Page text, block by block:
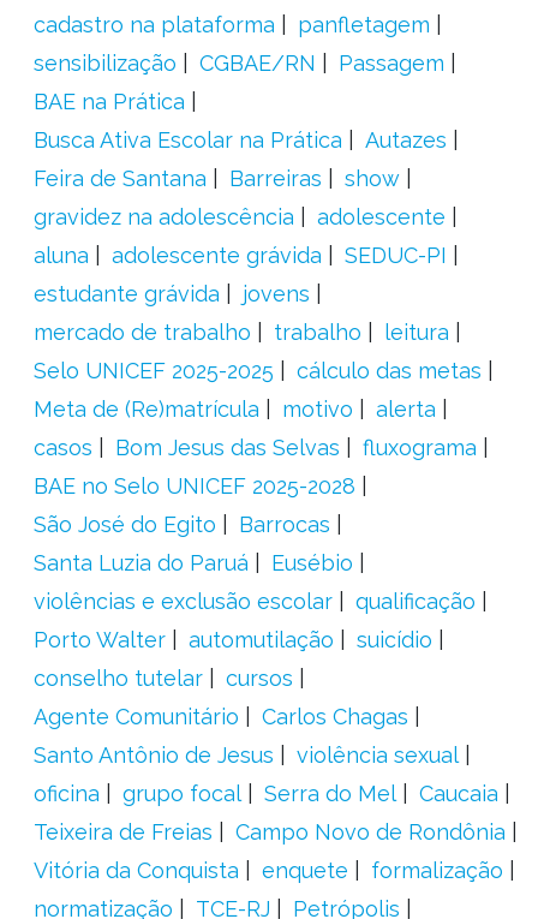
cadastro na plataforma
panfletagem
sensibilização
CGBAE/RN
Passagem
BAE na Prática
Busca Ativa Escolar na Prática
Autazes
Feira de Santana
Barreiras
show
gravidez na adolescência
adolescente
aluna
adolescente grávida
SEDUC-PI
estudante grávida
jovens
mercado de trabalho
trabalho
leitura
Selo UNICEF 2025-2025
cálculo das metas
Meta de (Re)matrícula
motivo
alerta
casos
Bom Jesus das Selvas
fluxograma
BAE no Selo UNICEF 2025-2028
São José do Egito
Barrocas
Santa Luzia do Paruá
Eusébio
violências e exclusão escolar
qualificação
Porto Walter
automutilação
suicídio
conselho tutelar
cursos
Agente Comunitário
Carlos Chagas
Santo Antônio de Jesus
violência sexual
oficina
grupo focal Serra do Mel
Caucaia
Teixeira de Freias
Campo Novo de Rondônia
Vitória da Conquista
enquete
formalização
normatização
TCE-RJ
Petrópolis